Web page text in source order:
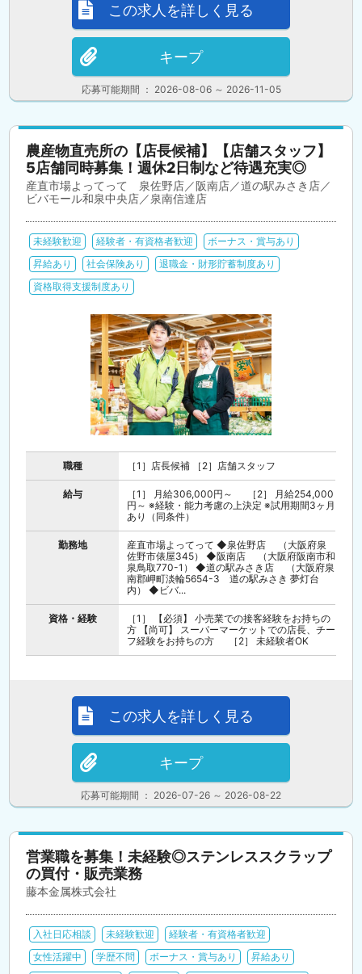
応募可能期間 ： 2026-08-06 ～ 2026-11-05
この求人を詳しく見る
キープ
農産物直売所の【店長候補】【店舗スタッフ】
5店舗同時募集！週休2日制など待遇充実◎
産直市場よってって 泉佐野店／阪南店／道の駅みさき店／
ビバモール和泉中央店／泉南信達店
未経験歓迎 経験者・有資格者歓迎
ボーナス・賞与あり
昇給あり
社会保険あり
退職金・財形貯蓄制度あり
資格取得支援制度あり
職種 ［1］店長候補 ［2］店舗スタッフ
給与
［1］ 月給306,000円～ ［2］ 月給254,000
円～ ※経験・能力考慮の上決定 ※試用期間3ヶ月
あり（同条件）
勤務地
産直市場よってって ◆泉佐野店 （大阪府泉
佐野市俵屋345） ◆阪南店 （大阪府阪南市和
泉鳥取770-1） ◆道の駅みさき店 （大阪府泉
南郡岬町淡輪5654-3 道の駅みさき 夢灯台
内） ◆ビバ...
資格・経験
［1］ 【必須】 小売業での接客経験をお持ちの
方 【尚可】 スーパーマーケットでの店長、チー
フ経験をお持ちの方 ［2］ 未経験者OK
応募可能期間 ： 2026-07-26 ～ 2026-08-22
この求人を詳しく見る
キープ
営業職を募集！未経験◎ステンレススクラップ
の買付・販売業務
藤本金属株式会社
入社日応相談 未経験歓迎
経験者・有資格者歓迎
女性活躍中
学歴不問 ボーナス・賞与あり
昇給あり